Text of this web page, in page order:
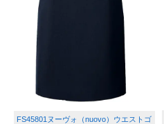
FS45801ヌーヴォ（nuovo）ウエストゴ